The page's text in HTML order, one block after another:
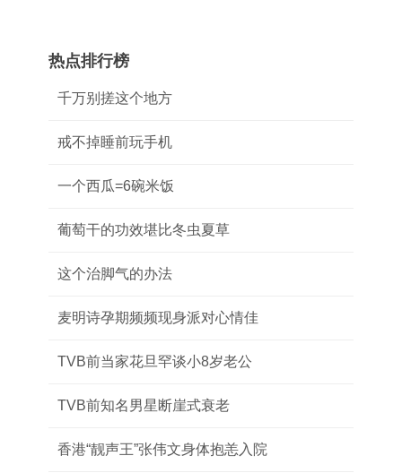
热点排行榜
千万别搓这个地方
戒不掉睡前玩手机
一个西瓜=6碗米饭
葡萄干的功效堪比冬虫夏草
这个治脚气的办法
麦明诗孕期频频现身派对心情佳
TVB前当家花旦罕谈小8岁老公
TVB前知名男星断崖式衰老
香港“靓声王”张伟文身体抱恙入院